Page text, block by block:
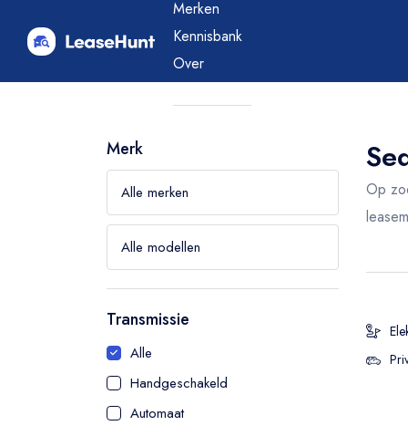
Merken
Kennisbank
Over
Merk
Transmissie
Alle
Handgeschakeld
Automaat
Op
Merk